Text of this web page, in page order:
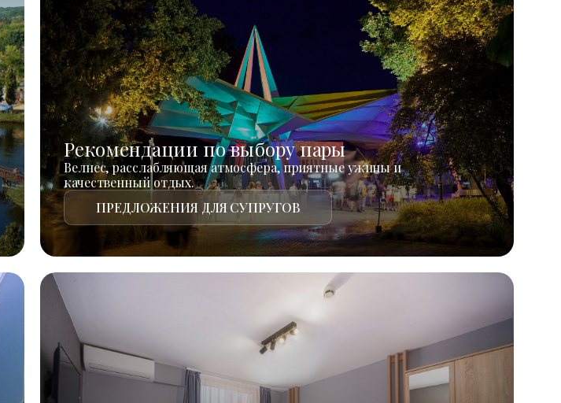
Рекомендации по выбору пары
Велнес, расслабляющая атмосфера, приятные ужины и
качественный отдых.
ПРЕДЛОЖЕНИЯ ДЛЯ СУПРУГОВ